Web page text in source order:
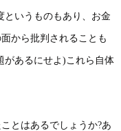
というものもあり、お金
から批判されることも
があるにせよ)これら自体
とはあるでしょうか?あ